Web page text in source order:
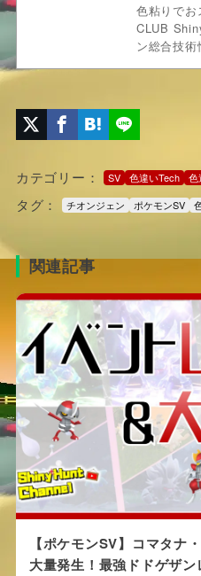
色粘りで
CLUB
ン総合技術
カテゴリー： SV 色違いTech 色
タグ： チオンジェン ポケモンSV
関連記事
【ポケモンSV】コマタナ
大量発生！最強ドドゲザ